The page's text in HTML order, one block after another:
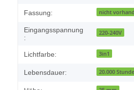
Fassung: nicht
Eingangsspannung
:
220-240V
Lichtfarbe: 3in1
Lebensdauer: 20.000